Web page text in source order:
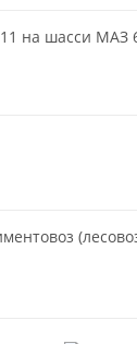
на шасси МАЗ